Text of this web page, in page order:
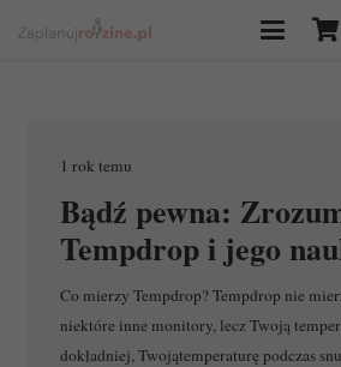
1 rok temu
Bądź pewna:
Tempdrop i jego
Co mierzy Tempdrop? Tempdrop nie
niektóre inne monitory, lecz Twoją
dokładniej, Twojątemperaturę podczas